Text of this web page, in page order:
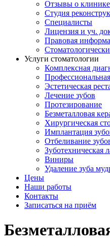
Отзывы о клинике
Студия
Специалисты
Лицензия и уч.
Правовая
Услуги стоматологии
Комплексная
Эстетическая
Лечение зубов
Протезирование
Безметалловая
Хирургическая
Имплантация
Отбеливание
Зуботехническая
Виниры
Удаление зуба
Цены
Наши работы
Контакты
Записаться на приём